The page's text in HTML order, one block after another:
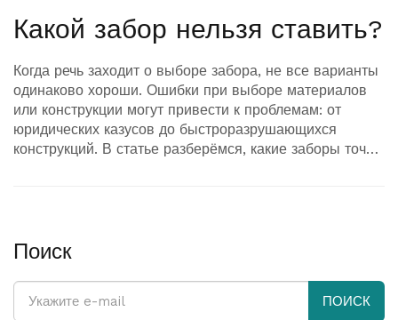
Какой забор нельзя ставить?
Когда речь заходит о выборе забора, не все варианты
одинаково хороши. Ошибки при выборе материалов
или конструкции могут привести к проблемам: от
юридических казусов до быстроразрушающихся
конструкций. В статье разберёмся, какие заборы точно
Поиск
ПОИСК